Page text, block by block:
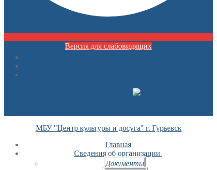
Версия для слабовидящих
МБУ "Центр культуры и досуга" г. Гурьевск
Главная
Сведения об организации
Документы